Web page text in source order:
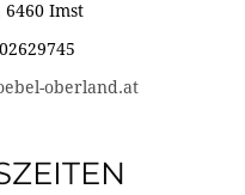
6460 Imst
oberland.at